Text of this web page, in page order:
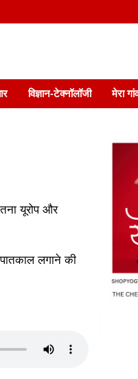
Info, Trends & Podcast I
विज्ञान-टेक्नॉलॉजी मेरा
यूरोप और
लगाने की